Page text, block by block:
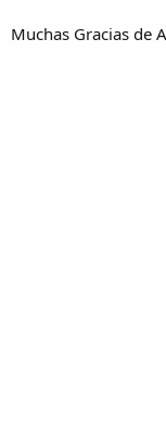
Muchas Gracias de